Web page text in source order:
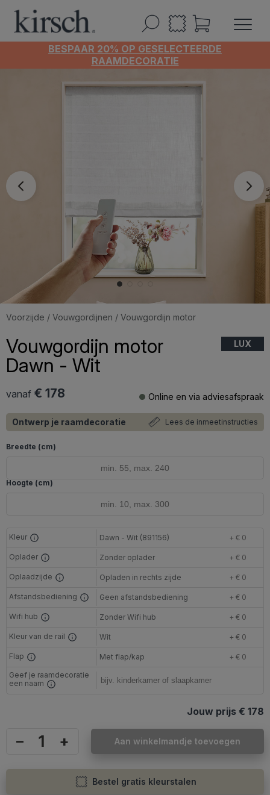
BESPAAR 20% OP GESELECTEERDE
RAAMDECORATIE
Voorzijde / Vouwgordijnen / Vouwgordijn motor
Vouwgordijn motor
Dawn - Wit
LUX
vanaf € 178 Online en via adviesafspraak
Ontwerp je raamdecoratie Lees de inmeetinstructies
Breedte (cm)
Hoogte (cm)
Kleur Dawn - Wit (891156) + € 0
Oplader Zonder oplader + € 0
Oplaadzijde Opladen in rechts zijde + € 0
Afstandsbediening Geen afstandsbediening + € 0
Wifi hub Zonder Wifi hub + € 0
Kleur van de rail Wit + € 0
Flap Met flap/kap
+ € 0
Geef je raamdecoratie
een naam
Jouw prijs € 178
– + Aan winkelmandje toevoegen
Bestel gratis kleurstalen